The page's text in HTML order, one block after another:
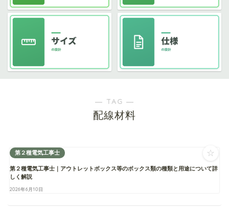
― TAG ―
配線材料
第２種電気工事士
第２種電気工事士｜アウトレットボックス等のボックス類の種類と用途について詳
しく解説
2026年6月10日
☆